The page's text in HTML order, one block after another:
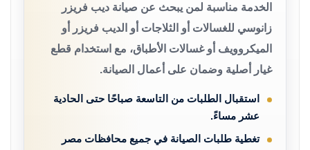
الخدمة مناسبة لمن يبحث عن صيانة ديب فريزر
زانوسي للغسالات أو الثلاجات أو الديب فريزر أو
الميكروويف أو غسالات الأطباق، مع استخدام قطع
غيار أصلية وضمان على أعمال الصيانة.
استقبال الطلبات من التاسعة صباحًا حتى الحادية
عشر مساءً.
تغطية طلبات الصيانة في جميع محافظات مصر